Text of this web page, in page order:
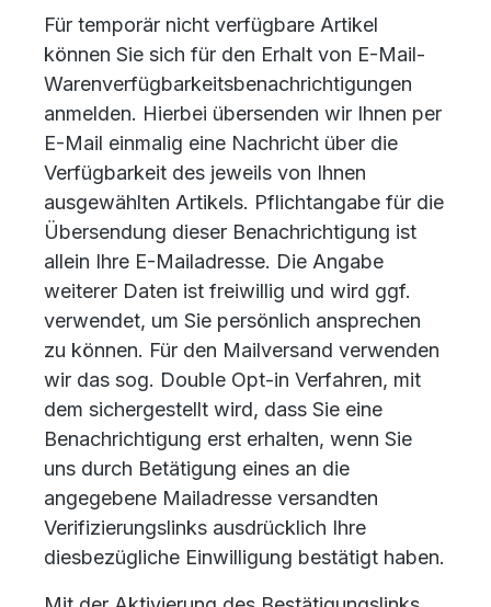
Für temporär nicht verfügbare Artikel
können Sie sich für den Erhalt von E-Mail-
Warenverfügbarkeitsbenachrichtigungen
anmelden. Hierbei übersenden wir Ihnen per
E-Mail einmalig eine Nachricht über die
Verfügbarkeit des jeweils von Ihnen
ausgewählten Artikels. Pflichtangabe für die
Übersendung dieser Benachrichtigung ist
allein Ihre E-Mailadresse. Die Angabe
weiterer Daten ist freiwillig und wird ggf.
verwendet, um Sie persönlich ansprechen
zu können. Für den Mailversand verwenden
wir das sog. Double Opt-in Verfahren, mit
dem sichergestellt wird, dass Sie eine
Benachrichtigung erst erhalten, wenn Sie
uns durch Betätigung eines an die
angegebene Mailadresse versandten
Verifizierungslinks ausdrücklich Ihre
diesbezügliche Einwilligung bestätigt haben.